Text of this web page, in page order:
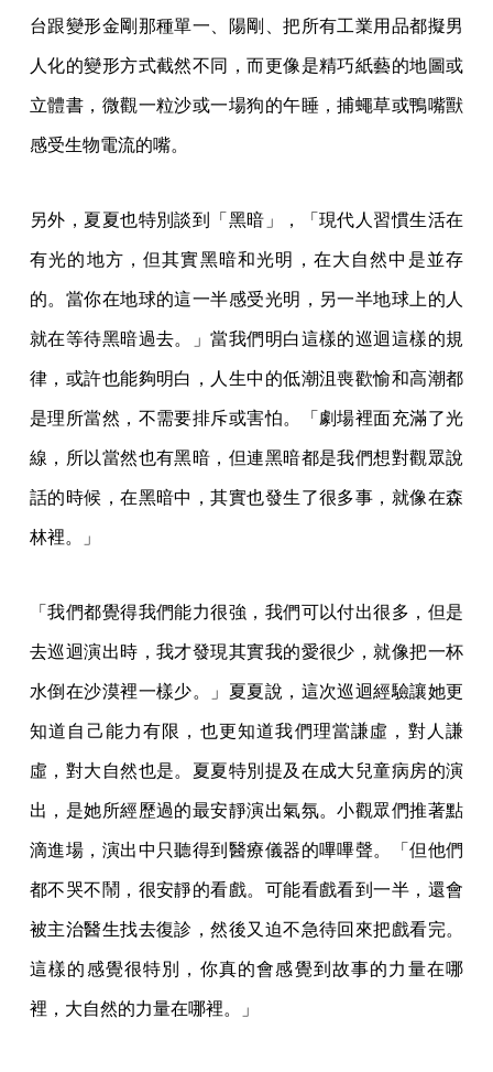
台跟變形金剛那種單一、陽剛、把所有工業用品都擬男
人化的變形方式截然不同，而更像是精巧紙藝的地圖或
立體書，微觀一粒沙或一場狗的午睡，捕蠅草或鴨嘴獸
感受生物電流的嘴。
另外，夏夏也特別談到「黑暗」，「現代人習慣生活在
有光的地方，但其實黑暗和光明，在大自然中是並存
的。當你在地球的這一半感受光明，另一半地球上的人
就在等待黑暗過去。」當我們明白這樣的巡迴這樣的規
律，或許也能夠明白，人生中的低潮沮喪歡愉和高潮都
是理所當然，不需要排斥或害怕。「劇場裡面充滿了光
線，所以當然也有黑暗，但連黑暗都是我們想對觀眾說
話的時候，在黑暗中，其實也發生了很多事，就像在森
林裡。」
「我們都覺得我們能力很強，我們可以付出很多，但是
去巡迴演出時，我才發現其實我的愛很少，就像把一杯
水倒在沙漠裡一樣少。」夏夏說，這次巡迴經驗讓她更
知道自己能力有限，也更知道我們理當謙虛，對人謙
虛，對大自然也是。夏夏特別提及在成大兒童病房的演
出，是她所經歷過的最安靜演出氣氛。小觀眾們推著點
滴進場，演出中只聽得到醫療儀器的嗶嗶聲。「但他們
都不哭不鬧，很安靜的看戲。可能看戲看到一半，還會
被主治醫生找去復診，然後又迫不急待回來把戲看完。
這樣的感覺很特別，你真的會感覺到故事的力量在哪
裡，大自然的力量在哪裡。」